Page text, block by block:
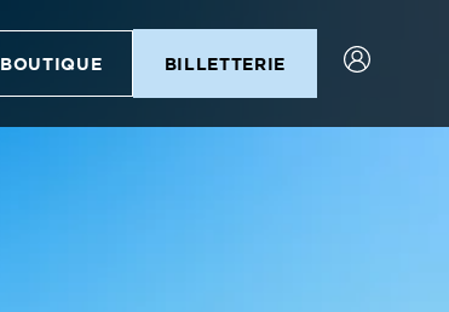
BOUTIQUE BILLETTERIE